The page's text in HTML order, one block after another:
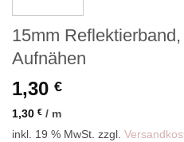
15mm
Aufnähen
1,30 €
1,30 € / m
inkl. 19 % MwSt. zzgl.